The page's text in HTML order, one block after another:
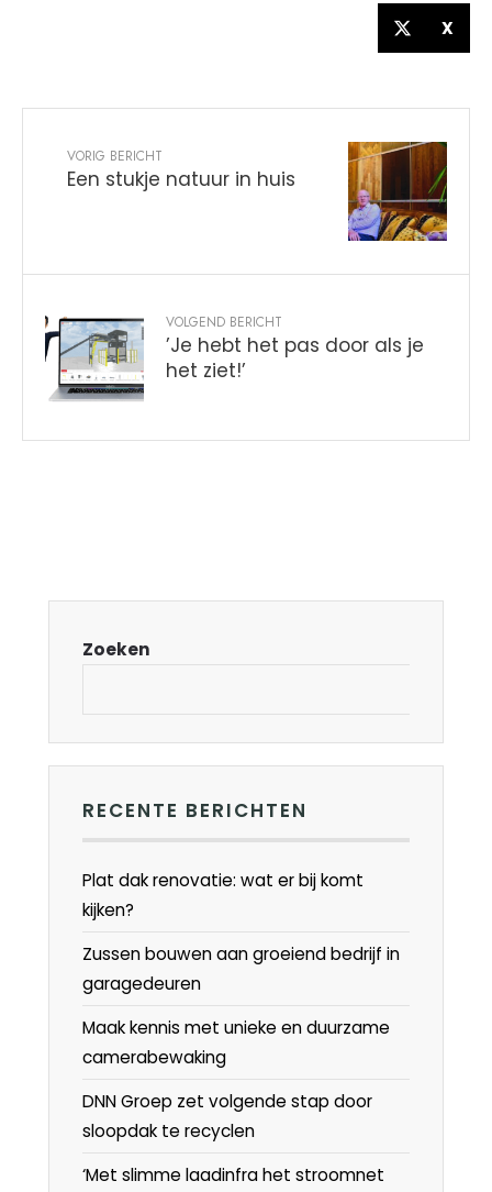
X
VORIG BERICHT
Een stukje natuur in huis
VOLGEND BERICHT
’Je hebt het pas door als je
het ziet!’
Zoeken
RECENTE BERICHTEN
Plat dak renovatie: wat er bij komt
kijken?
Zussen bouwen aan groeiend bedrijf in
garagedeuren
Maak kennis met unieke en duurzame
camerabewaking
DNN Groep zet volgende stap door
sloopdak te recyclen
‘Met slimme laadinfra het stroomnet